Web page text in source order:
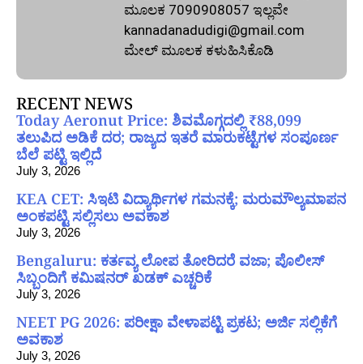
ಮೂಲಕ 7090908057 ಇಲ್ಲವೇ
kannadanadudigi@gmail.com
ಮೇಲ್‌ ಮೂಲಕ ಕಳುಹಿಸಿಕೊಡಿ
RECENT NEWS
Today Aeronut Price: ಶಿವಮೊಗ್ಗದಲ್ಲಿ ₹88,099
ತಲುಪಿದ ಅಡಿಕೆ ದರ; ರಾಜ್ಯದ ಇತರೆ ಮಾರುಕಟ್ಟೆಗಳ ಸಂಪೂರ್ಣ
ಬೆಲೆ ಪಟ್ಟಿ ಇಲ್ಲಿದೆ
July 3, 2026
KEA CET: ಸಿಇಟಿ ವಿದ್ಯಾರ್ಥಿಗಳ ಗಮನಕ್ಕೆ; ಮರುಮೌಲ್ಯಮಾಪನ
ಅಂಕಪಟ್ಟಿ ಸಲ್ಲಿಸಲು ಅವಕಾಶ
July 3, 2026
Bengaluru: ಕರ್ತವ್ಯ ಲೋಪ ತೋರಿದರೆ ವಜಾ; ಪೊಲೀಸ್
ಸಿಬ್ಬಂದಿಗೆ ಕಮಿಷನರ್ ಖಡಕ್ ಎಚ್ಚರಿಕೆ
July 3, 2026
NEET PG 2026: ಪರೀಕ್ಷಾ ವೇಳಾಪಟ್ಟಿ ಪ್ರಕಟ; ಅರ್ಜಿ ಸಲ್ಲಿಕೆಗೆ
ಅವಕಾಶ
July 3, 2026